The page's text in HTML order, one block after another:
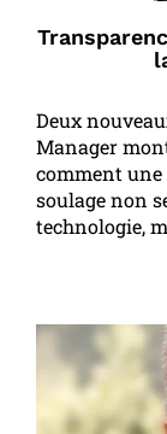
Deux
Manager
comment
soulage non
technologie,